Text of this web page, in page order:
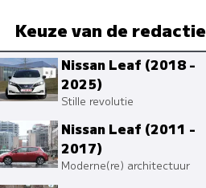
Keuze van de redactie
Nissan Leaf (2018 -
2025)
Stille revolutie
Nissan Leaf (2011 -
2017)
Moderne(re) architectuur